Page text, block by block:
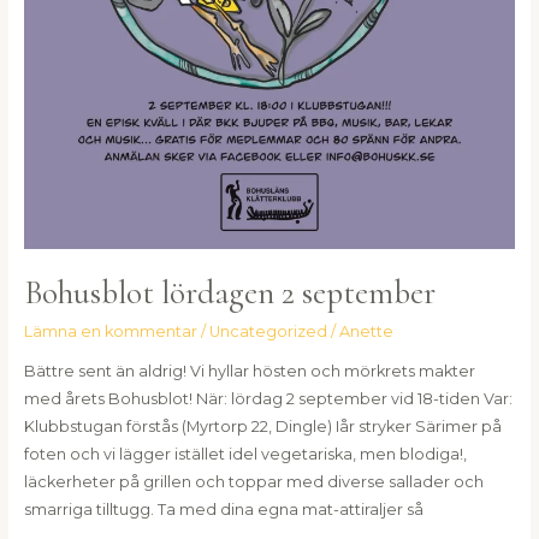
Bohusblot lördagen 2 september
Lämna en kommentar / Uncategorized /Anette
Bättre sent än aldrig! Vi hyllar hösten och mörkrets makter
med årets Bohusblot! När: lördag 2 september vid 18-tiden Var:
Klubbstugan förstås (Myrtorp 22, Dingle) Iår stryker Särimer på
foten och vi lägger istället idel vegetariska, men blodiga!,
läckerheter på grillen och toppar med diverse sallader och
smarriga tilltugg. Ta med dina egna mat-attiraljer så